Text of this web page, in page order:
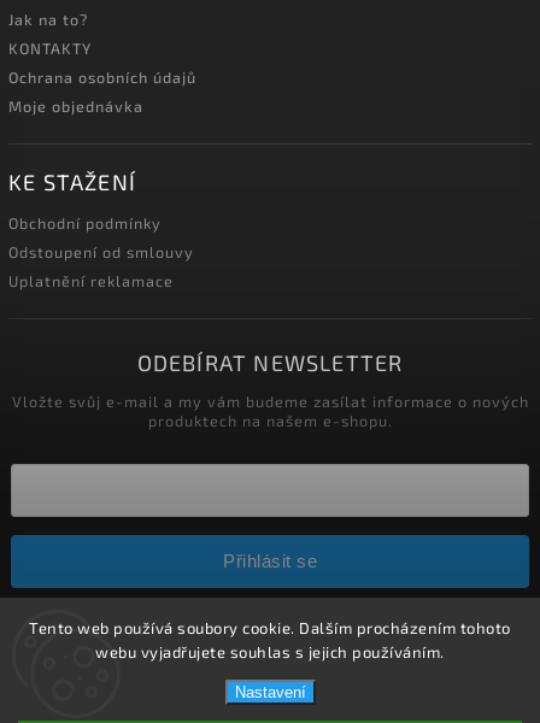
Tento web používá soubory cookie. Dalším procházením tohoto
webu vyjadřujete souhlas s jejich používáním.
Nastavení
Jak na to?
KONTAKTY
Ochrana osobních údajů
Moje objednávka
KE STAŽENÍ
Obchodní podmínky
Odstoupení od smlouvy
Uplatnění reklamace
ODEBÍRAT NEWSLETTER
Vložte svůj e-mail a my vám budeme zasílat informace o nových
produktech na našem e-shopu.
Přihlásit se
Copyright 2026HELÍSEK stavební s.r.o.. Všechna práva
vyhrazena.
Upravit nastavení cookies